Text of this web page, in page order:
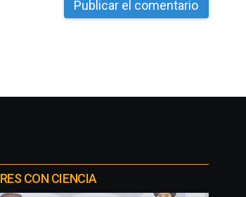
CON CIENCIA